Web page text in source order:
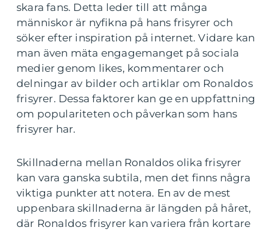
skara fans. Detta leder till att många
människor är nyfikna på hans frisyrer och
söker efter inspiration på internet. Vidare kan
man även mäta engagemanget på sociala
medier genom likes, kommentarer och
delningar av bilder och artiklar om Ronaldos
frisyrer. Dessa faktorer kan ge en uppfattning
om populariteten och påverkan som hans
frisyrer har.
Skillnaderna mellan Ronaldos olika frisyrer
kan vara ganska subtila, men det finns några
viktiga punkter att notera. En av de mest
uppenbara skillnaderna är längden på håret,
där Ronaldos frisyrer kan variera från kortare